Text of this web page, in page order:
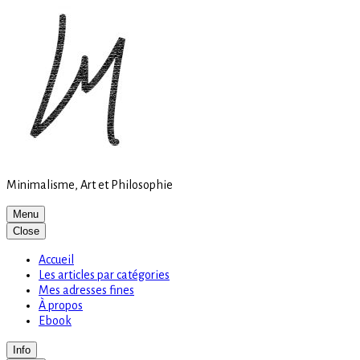
Minimalisme, Art et Philosophie
Menu
Close
Accueil
Les articles par catégories
Mes adresses fines
À propos
Ebook
Info